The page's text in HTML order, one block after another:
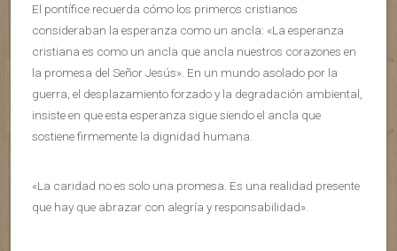
El pontífice recuerda cómo los primeros cristianos
consideraban la esperanza como un ancla: «La esperanza
cristiana es como un ancla que ancla nuestros corazones en
la promesa del Señor Jesús». En un mundo asolado por la
guerra, el desplazamiento forzado y la degradación ambiental,
insiste en que esta esperanza sigue siendo el ancla que
sostiene firmemente la dignidad humana.
«La caridad no es solo una promesa. Es una realidad presente
que hay que abrazar con alegría y responsabilidad».